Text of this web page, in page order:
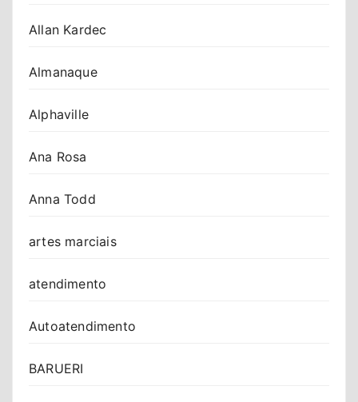
Allan Kardec
Almanaque
Alphaville
Ana Rosa
Anna Todd
artes marciais
atendimento
Autoatendimento
BARUERI